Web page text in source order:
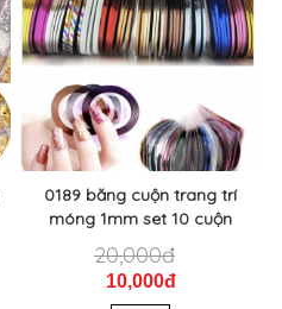
0189 băng cuộn trang trí
móng 1mm set 10 cuộn
20,000đ
10,000đ